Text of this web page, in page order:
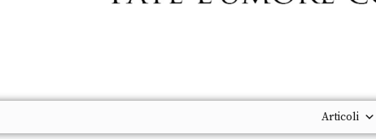
Articoli